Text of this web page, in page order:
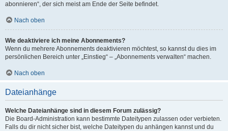
abonnieren“, der sich meist am Ende der Seite befindet.
Nach oben
Wie deaktiviere ich meine Abonnements?
Wenn du mehrere Abonnements deaktivieren möchtest, so kannst du dies im
persönlichen Bereich unter „Einstieg“ – „Abonnements verwalten“ machen.
Nach oben
Dateianhänge
Welche Dateianhänge sind in diesem Forum zulässig?
Die Board-Administration kann bestimmte Dateitypen zulassen oder verbieten.
Falls du dir nicht sicher bist, welche Dateitypen du anhängen kannst und du